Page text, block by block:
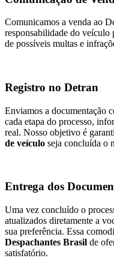
Comunicamos a venda ao
responsabilidade do veículo
de possíveis multas e
Registro no Detran
Enviamos a documentação
cada etapa do processo,
real. Nosso objetivo é
de veículo seja concluída o
Entrega dos
Uma vez concluído o
atualizados diretamente a
sua preferência. Essa
Despachantes Brasil de
satisfatório.